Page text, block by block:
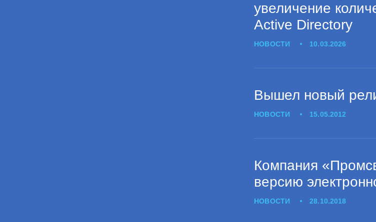
увеличение
Active Directory
НОВОСТИ 10.03.2026
Вышел новый
НОВОСТИ 15.05.2012
Компания
версию
НОВОСТИ 28.10.2018